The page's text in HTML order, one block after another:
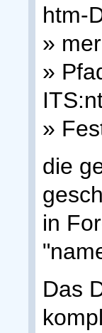
htm-
»
»
»
die
in
Das